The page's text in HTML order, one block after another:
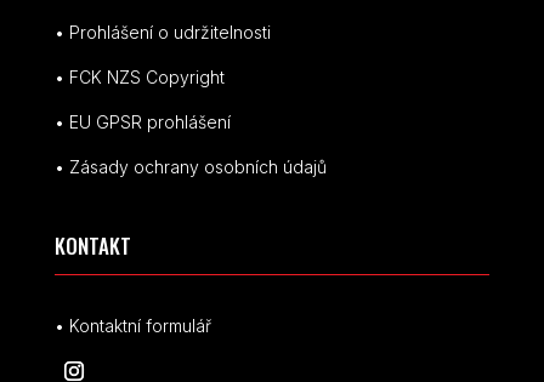
• Prohlášení o udržitelnosti
• FCK NZS Copyright
• EU GPSR prohlášení
• Zásady ochrany osobních údajů
KONTAKT
• Kontaktní formulář